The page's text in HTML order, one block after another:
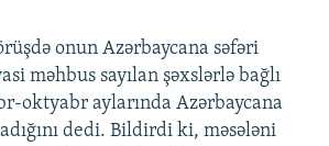
onun Azərbaycana səfəri
məhbus sayılan şəxslərlə bağlı
oktyabr aylarında Azərbaycana
dedi. Bildirdi ki, məsələni